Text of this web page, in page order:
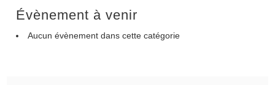
Évènement à venir
Aucun évènement dans cette catégorie